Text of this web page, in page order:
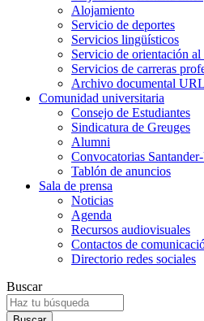
Alojamiento
Servicio de deportes
Servicios lingüísticos
Servicio de orientación al
Servicios de carreras
Archivo documental URL
Comunidad universitaria
Consejo de Estudiantes
Sindicatura de Greuges
Alumni
Convocatorias
Tablón de anuncios
Sala de prensa
Noticias
Agenda
Recursos audiovisuales
Contactos de
Directorio redes sociales
Buscar